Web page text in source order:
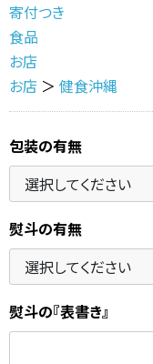
寄付つき
食品
お店
お店 ＞ 健食沖縄
包装の有無
熨斗の有無
熨斗の『表書き』